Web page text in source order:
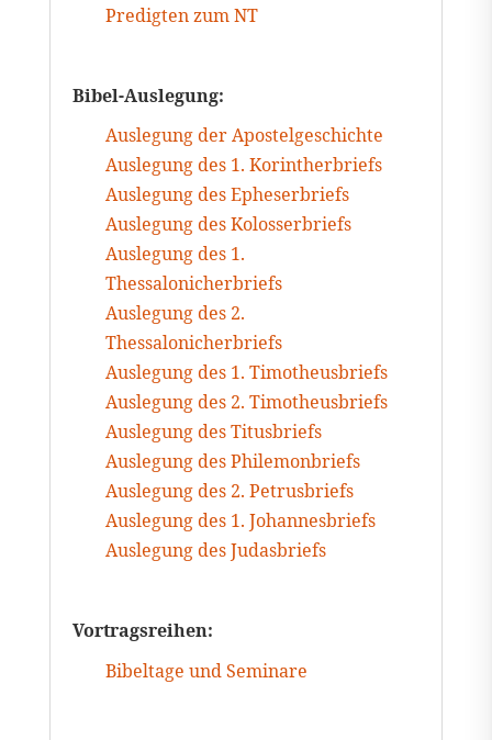
Predigten zum NT
Bibel-Auslegung:
Auslegung der Apostelgeschichte
Auslegung des 1. Korintherbriefs
Auslegung des Epheserbriefs
Auslegung des Kolosserbriefs
Auslegung des 1.
Thessalonicherbriefs
Auslegung des 2.
Thessalonicherbriefs
Auslegung des 1. Timotheusbriefs
Auslegung des 2. Timotheusbriefs
Auslegung des Titusbriefs
Auslegung des Philemonbriefs
Auslegung des 2. Petrusbriefs
Auslegung des 1. Johannesbriefs
Auslegung des Judasbriefs
Vortragsreihen:
Bibeltage und Seminare